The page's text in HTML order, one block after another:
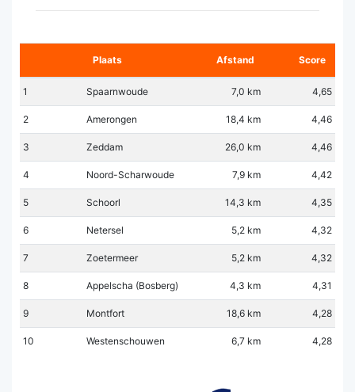
Plaats Afstand Score
1 Spaarnwoude 7,0 km 4,65
2 Amerongen 18,4 km 4,46
3 Zeddam 26,0 km 4,46
4 Noord-Scharwoude 7,9 km 4,42
5 Schoorl 14,3 km 4,35
6 Netersel 5,2 km 4,32
7 Zoetermeer 5,2 km 4,32
8 Appelscha (Bosberg) 4,3 km 4,31
9 Montfort 18,6 km 4,28
10 Westenschouwen 6,7 km 4,28